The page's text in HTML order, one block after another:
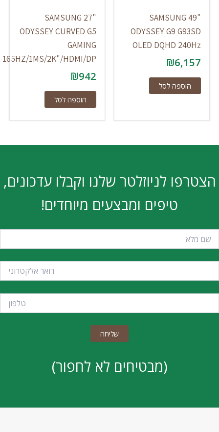
SAMSUNG 49"
ODYSSEY G9 G93SD
OLED DQHD 240Hz
₪6,157
הוספה לסל
SAMSUNG 27"
ODYSSEY CURVED G5
GAMING
165HZ/1MS/2K"/HDMI/DP
₪942
הוספה לסל
הצטרפו לניוזלטר שלנו וקבלו עדכונים,
טיפים ומבצעים מיוחדים!
(מבטיחים לא לחפור)